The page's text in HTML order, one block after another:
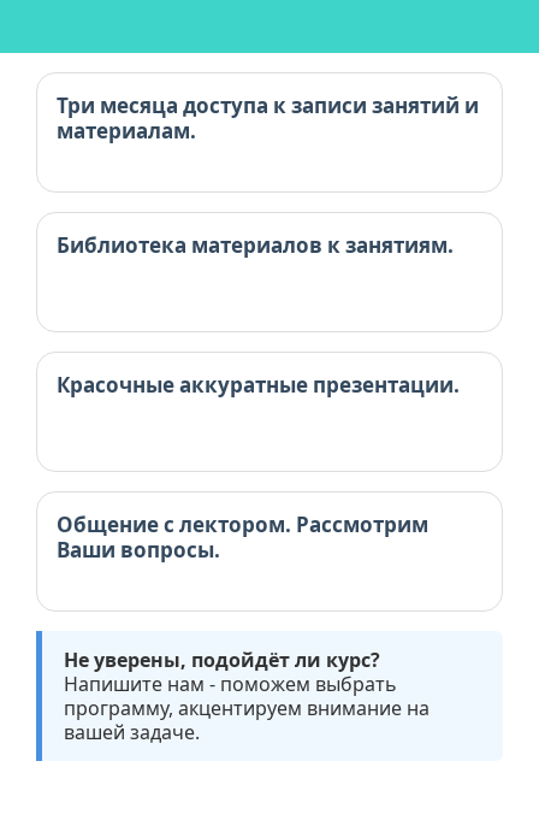
Три месяца доступа к записи занятий и
материалам.
Библиотека материалов к занятиям.
Красочные аккуратные презентации.
Общение с лектором. Рассмотрим
Ваши вопросы.
Не уверены, подойдёт ли курс?
Напишите нам - поможем выбрать
программу, акцентируем внимание на
вашей задаче.